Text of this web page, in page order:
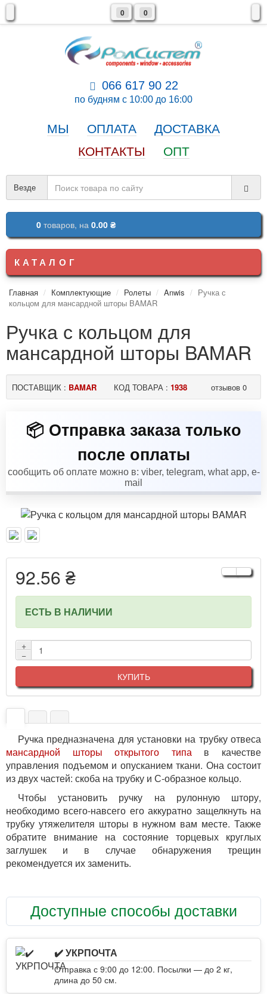
0 0
066 617 90 22
по будням с 10:00 до 16:00
МЫ ОПЛАТА
ДОСТАВКА
КОНТАКТЫ
ОПТ
Везде
0 товаров, на 0.00 ₴
КАТАЛОГ
Главная Комплектующие Ролеты Anwis
Ручка с
кольцом для мансардной шторы BAMAR
Ручка с кольцом для
мансардной шторы BAMAR
ПОСТАВЩИК : BAMAR КОД ТОВАРА : 1938 отзывов 0
📦 Отправка заказа только
после оплаты
сообщить об оплате можно в: viber, telegram, what app, e-
mail
92.56 ₴
ЕСТЬ В НАЛИЧИИ
+
−
КУПИТЬ
Ручка предназначена для установки на трубку отвеса
мансардной шторы открытого типав качестве
управления подъемом и опусканием ткани. Она состоит
из двух частей: скоба на трубку и С-образное кольцо.
Чтобы установить ручку на рулонную штору,
необходимо всего-навсего его аккуратно защелкнуть на
трубку утяжелителя шторы в нужном вам месте. Также
обратите внимание на состояние торцевых круглых
заглушек и в случае обнаружения трещин
рекомендуется их заменить.
Доступные способы доставки
✔️ УКРПОЧТА
Отправка с 9:00 до 12:00. Посылки — до 2 кг,
длина до 50 см.